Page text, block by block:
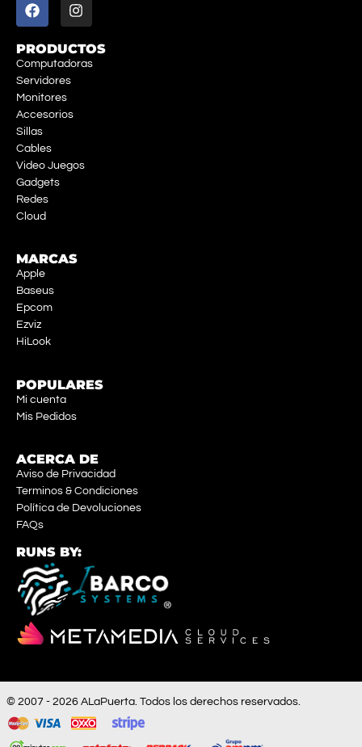
PRODUCTOS
Computadoras
Servidores
Monitores
Accesorios
Sillas
Cables
Video Juegos
Gadgets
Redes
Cloud
MARCAS
Apple
Baseus
Epcom
Ezviz
HiLook
POPULARES
Mi cuenta
Mis Pedidos
ACERCA DE
Aviso de Privacidad
Terminos & Condiciones
Política de Devoluciones
FAQs
RUNS BY:
© 2007 - 2026 ALaPuerta. Todos los derechos reservados.